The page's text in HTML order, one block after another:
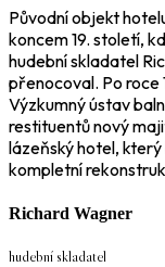
Původní objekt
koncem 19. století,
hudební skladatel
přenocoval. Po roce
Výzkumný ústav
restituentů nový
lázeňský hotel,
kompletní
Richard Wagner
hudební skladatel